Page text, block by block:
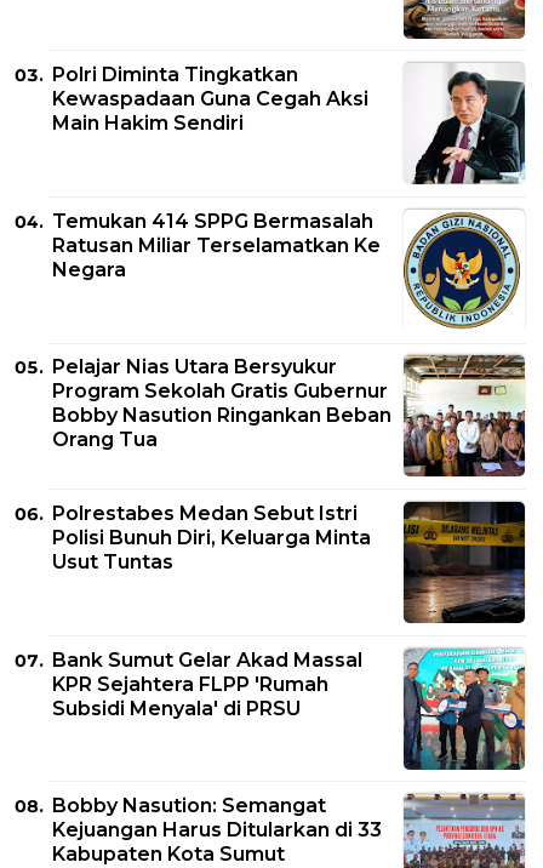
Polri Diminta Tingkatkan
Kewaspadaan Guna Cegah Aksi
Main Hakim Sendiri
Temukan 414 SPPG Bermasalah
Ratusan Miliar Terselamatkan Ke
Negara
Pelajar Nias Utara Bersyukur
Program Sekolah Gratis Gubernur
Bobby Nasution Ringankan Beban
Orang Tua
Polrestabes Medan Sebut Istri
Polisi Bunuh Diri, Keluarga Minta
Usut Tuntas
Bank Sumut Gelar Akad Massal
KPR Sejahtera FLPP 'Rumah
Subsidi Menyala' di PRSU
Bobby Nasution: Semangat
Kejuangan Harus Ditularkan di 33
Kabupaten Kota Sumut